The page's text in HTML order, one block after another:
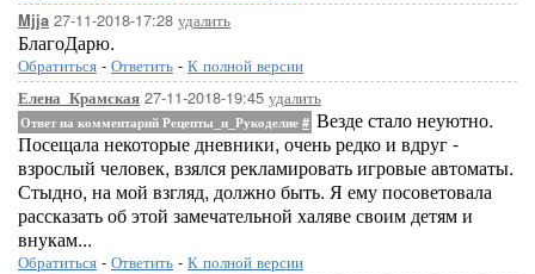
Mjja 27-11-2018-17:28 удалить
БлагоДарю.
Обратиться - Ответить - К полной версии
Елена_Крамская 27-11-2018-19:45 удалить
Ответ на комментарий Рецепты_и_Рукоделие # Везде стало неуютно.
Посещала некоторые дневники, очень редко и вдруг -
взрослый человек, взялся рекламировать игровые автоматы.
Стыдно, на мой взгляд, должно быть. Я ему посоветовала
рассказать об этой замечательной халяве своим детям и
внукам...
Обратиться - Ответить - К полной версии